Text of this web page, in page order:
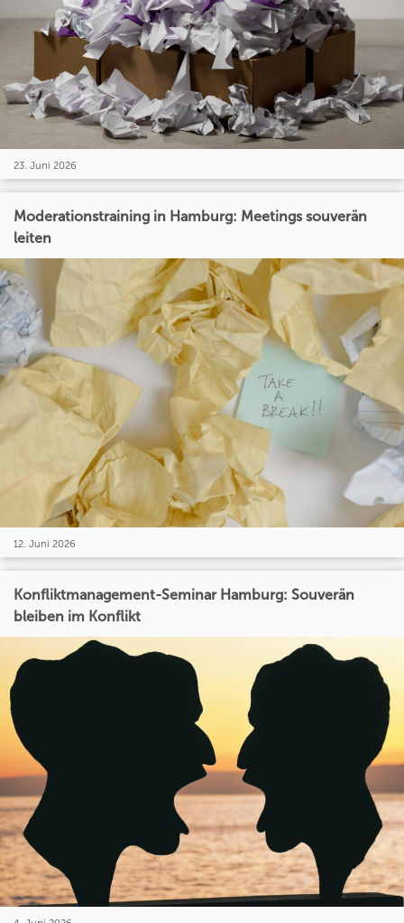
23. Juni 2026
Moderationstraining in Hamburg: Meetings souverän
leiten
12. Juni 2026
Konfliktmanagement-Seminar Hamburg: Souverän
bleiben im Konflikt